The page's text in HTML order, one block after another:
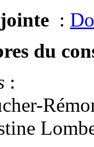
:
du
: